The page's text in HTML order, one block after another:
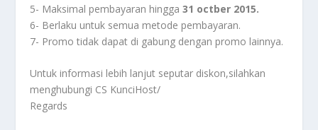
5- Maksimal pembayaran hingga31 octber 2015.
6- Berlaku untuk semua metode pembayaran.
7- Promo tidak dapat di gabung dengan promo lainnya.
Untuk informasi lebih lanjut seputar diskon,silahkan
menghubungi CS KunciHost/
Regards